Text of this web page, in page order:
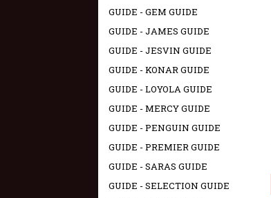
GUIDE - GEM GUIDE
GUIDE - JAMES GUIDE
GUIDE - JESVIN GUIDE
GUIDE - KONAR GUIDE
GUIDE - LOYOLA GUIDE
GUIDE - MERCY GUIDE
GUIDE - PENGUIN GUIDE
GUIDE - PREMIER GUIDE
GUIDE - SARAS GUIDE
GUIDE - SELECTION GUIDE